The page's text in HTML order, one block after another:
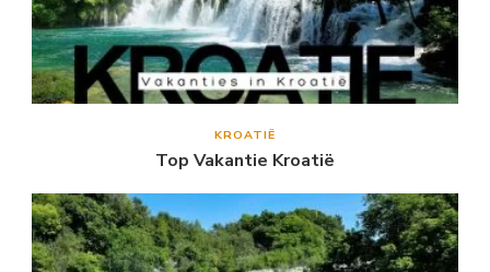
KROATIË
Top Vakantie Kroatië